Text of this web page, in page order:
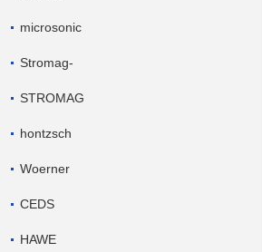
microsonic
Stromag-
STROMAG
hontzsch
Woerner
CEDS
HAWE